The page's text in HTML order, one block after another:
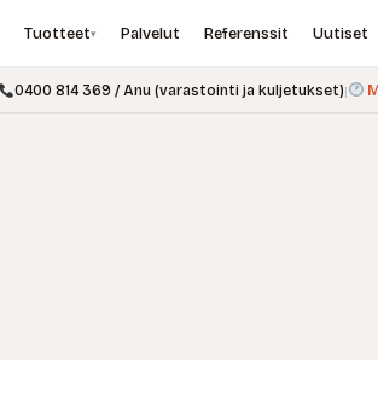
Tuotteet▾ Palvelut Referenssit Uutiset
0400 814 369 / Anu (varastointi ja kuljetukset)|